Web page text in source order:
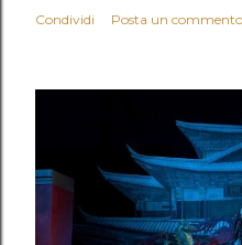
Condividi Posta un commento